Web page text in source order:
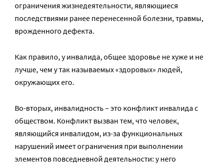
ограничения жизнедеятельности, являющиеся
последствиями ранее перенесенной болезни, травмы,
врожденного дефекта.
Как правило, у инвалида, общее здоровье не хуже и не
лучше, чем у так называемых «здоровых» людей,
окружающих его.
Во-вторых, инвалидность – это конфликт инвалида с
обществом. Конфликт вызван тем, что человек,
являющийся инвалидом, из-за функциональных
нарушений имеет ограничения при выполнении
элементов повседневной деятельности: у него